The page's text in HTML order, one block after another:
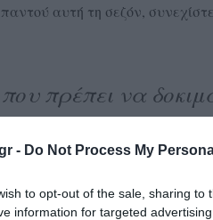
- Do Not Process My
to opt-out of the sale, sharing
information for targeted
αυτή τη σεζόν,
πρέπει να